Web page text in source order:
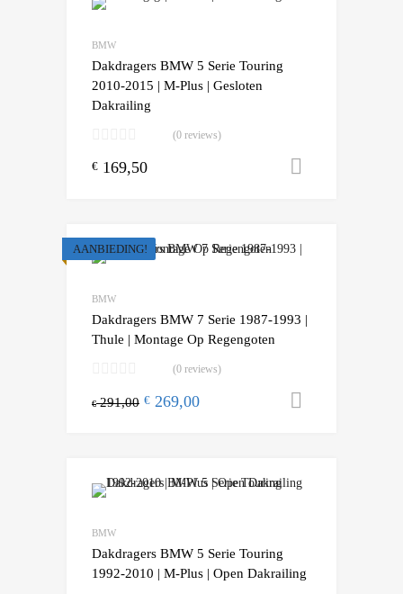
BMW
Dakdragers BMW 5 Serie Touring
2010-2015 | M-Plus | Gesloten
Dakrailing
(0 reviews)
€ 169,50
AANBIEDING!
BMW
Dakdragers BMW 7 Serie 1987-1993 |
Thule | Montage Op Regengoten
(0 reviews)
€291,00 € 269,00
BMW
Dakdragers BMW 5 Serie Touring
1992-2010 | M-Plus | Open Dakrailing